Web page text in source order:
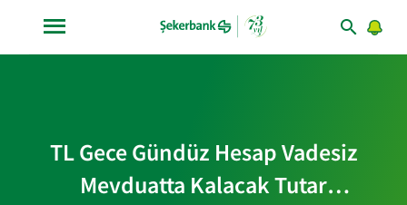
TL Gece Gündüz Hesap Vadesiz
Mevduatta Kalacak Tutar